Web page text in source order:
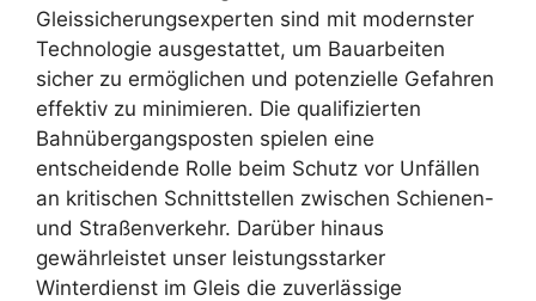
Gleissicherungsexperten sind mit modernster
Technologie ausgestattet, um Bauarbeiten
sicher zu ermöglichen und potenzielle Gefahren
effektiv zu minimieren. Die qualifizierten
Bahnübergangsposten spielen eine
entscheidende Rolle beim Schutz vor Unfällen
an kritischen Schnittstellen zwischen Schienen-
und Straßenverkehr. Darüber hinaus
gewährleistet unser leistungsstarker
Winterdienst im Gleis die zuverlässige